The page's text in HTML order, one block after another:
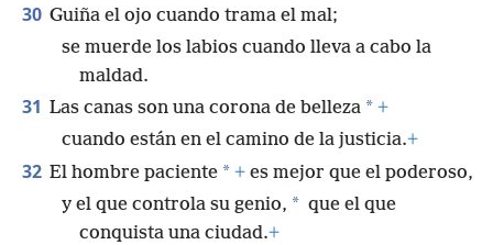
30 Guiña el ojo cuando trama el mal;
se muerde los labios cuando lleva a cabo la
maldad.
31 Las canas son una corona de belleza * +
cuando están en el camino de la justicia.+
32 El hombre paciente * + es mejor que el poderoso,
y el que controla su genio, * que el que
conquista una ciudad.+